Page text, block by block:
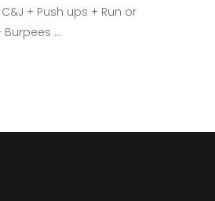
+ Push ups + Run or
Burpees